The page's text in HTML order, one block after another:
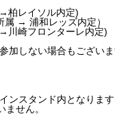
柏レイソル内定)
属 → 浦和レッズ内定）
川崎フロンターレ内定)
しない場合もございま
ンスタンド内となります
せん。